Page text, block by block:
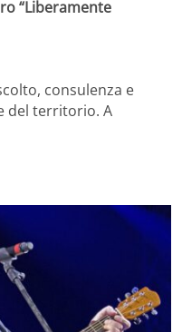
“Liberamente
consulenza e
del territorio. A